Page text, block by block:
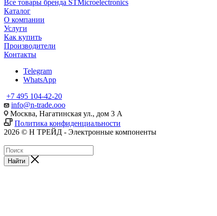
Все товары бренда STMicroelectronics
Каталог
О компании
Услуги
Как купить
Производители
Контакты
Telegram
WhatsApp
+7 495 104-42-20
info@n-trade.ooo
Москва, Нагатинская ул., дом 3 А
Политика конфиденциальности
2026 © Н ТРЕЙД - Электронные компоненты
Найти